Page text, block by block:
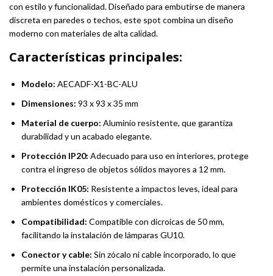
con estilo y funcionalidad. Diseñado para embutirse de manera
discreta en paredes o techos, este spot combina un diseño
moderno con materiales de alta calidad.
Características principales:
Modelo: AECADF-X1-BC-ALU
Dimensiones: 93 x 93 x 35 mm
Material de cuerpo: Aluminio resistente, que garantiza
durabilidad y un acabado elegante.
Protección IP20: Adecuado para uso en interiores, protege
contra el ingreso de objetos sólidos mayores a 12 mm.
Protección IK05: Resistente a impactos leves, ideal para
ambientes domésticos y comerciales.
Compatibilidad: Compatible con dicroicas de 50 mm,
facilitando la instalación de lámparas GU10.
Conector y cable: Sin zócalo ni cable incorporado, lo que
permite una instalación personalizada.